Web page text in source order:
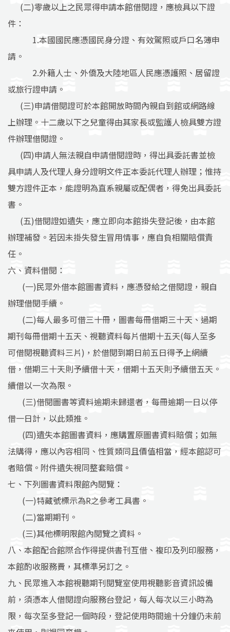
(二)零歲以上之民眾得申請本館借閱證，應檢具以下證
件：
1.本國國民應憑國民身分證、有效駕照或戶口名簿申
請。
2.外籍人士、外僑及大陸地區人民應憑護照、居留證
或旅行證申請。
(三)申請借閱證可於本館開放時間內親自到館或網路線
上辦理。十二歲以下之兒童得由其家長或監護人檢具雙方證
件辦理借閱證。
(四)申請人無法親自申請借閱證時，得出具委託書並檢
具申請人及代理人身分證明文件正本委託代理人辦理；惟持
雙方證件正本，能證明為直系親屬或配偶者，得免出具委託
書。
(五)借閱證如遺失，應立即向本館掛失登記後，由本館
辦理補發。若因未掛失發生冒用情事，應自負相關賠償責
任。
六、資料借閱：
(一)民眾外借本館圖書資料，應憑發給之借閱證，親自
辦理借閱手續。
(二)每人最多可借三十冊，圖書每冊借期三十天、過期
期刊每冊借期十五天、視聽資料每片借期十五天(每人至多
可借閱視聽資料三片)，於借閱到期日前五日得予上網續
借，借期三十天則予續借十天，借期十五天則予續借五天。
續借以一次為限。
(三)借閱圖書等資料逾期未歸還者，每冊逾期一日以停
借一日計，以此類推。
(四)遺失本館圖書資料，應購置原圖書資料賠償；如無
法購得，應以內容相同、性質類同且價值相當，經本館認可
者賠償。附件遺失視同整套賠償。
七、下列圖書資料限館內閱覽：
(一)特藏號標示為R之參考工具書。
(二)當期期刊。
(三)其他標明限館內閱覽之資料。
八、本館配合館際合作得提供書刊互借、複印及列印服務，
本館酌收服務費，其標準另訂之。
九、民眾進入本館視聽期刊閱覽室使用視聽影音資訊設備
前，須憑本人借閱證向服務台登記，每人每次以三小時為
限，每次至多登記一個時段，登記使用時間逾十分鐘仍未前